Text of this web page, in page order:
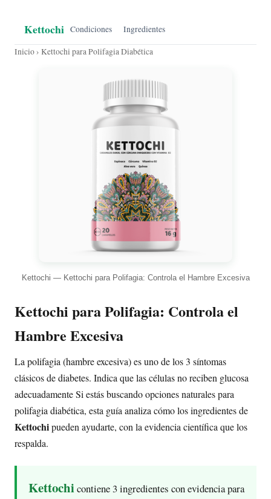
Kettochi Condiciones Ingredientes
Inicio› Kettochi para Polifagia Diabética
Kettochi — Kettochi para Polifagia: Controla el Hambre Excesiva
Kettochi para Polifagia: Controla el
Hambre Excesiva
La polifagia (hambre excesiva) es uno de los 3 síntomas
clásicos de diabetes. Indica que las células no reciben glucosa
adecuadamente Si estás buscando opciones naturales para
polifagia diabética, esta guía analiza cómo los ingredientes de
Kettochipueden ayudarte, con la evidencia científica que los
respalda.
Kettochicontiene 3 ingredientes con evidencia para